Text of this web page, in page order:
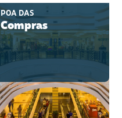
POA DAS
Compras